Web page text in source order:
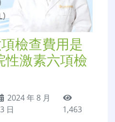
檢查費用是
性激素六項檢
2024 年 8 月
日
1,463